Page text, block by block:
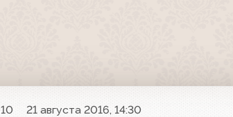
21 августа 2016, 14:30